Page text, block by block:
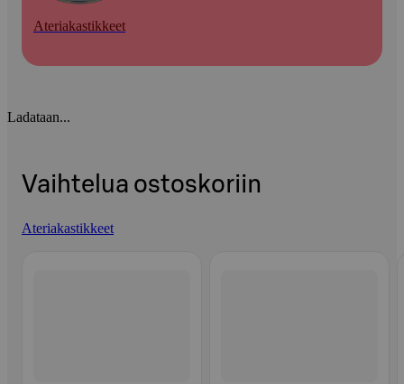
Ateriakastikkeet
Ladataan...
Vaihtelua ostoskoriin
Ateriakastikkeet